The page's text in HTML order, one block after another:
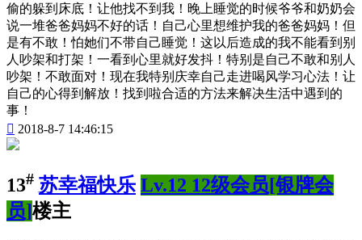
偷的躲到床底！让他找不到我！晚上睡觉的时候爷爷和奶奶会
说一堆爸爸妈妈不好的话！自己心里想维护我的爸爸妈妈！但
是有不敢！怕她们不带自己睡觉！这以后造成的我不能看到别
人吵架和打架！一看到心里就好发抖！特别是自己不敢和别人
吵架！不敢面对！现在我特别庆幸自己走进喝风学习心法！让
自己的心得到解放！找到啦合适的方法来解决生活中遇到的
事！
 2018-8-7 14:46:15
13# 苏幸福快乐 Lv.12 12级会员[银牌会
员]楼主